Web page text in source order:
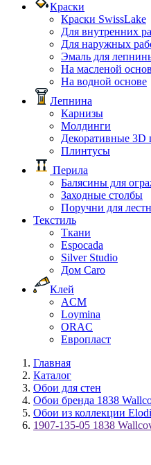
Краски
Краски SwissLake
Для внутренних
Для наружных
Эмаль для
На масленой
На водной основе
Лепнина
Карнизы
Молдинги
Декоративные 3D
Плинтусы
Перила
Балясины для
Заходные столбы
Поручни для
Текстиль
Ткани
Espocada
Silver Studio
Дом Caro
Клей
ACM
Loymina
ORAC
Европласт
Главная
Каталог
Обои для стен
Обои бренда 1838
Обои из коллекции
1907-135-05 1838